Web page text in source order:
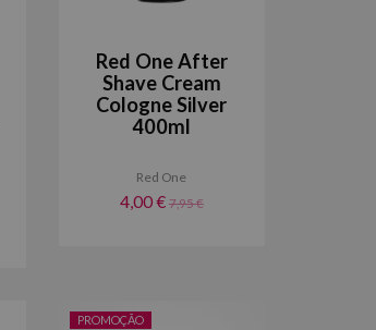
Red One After
Shave Cream
Cologne Silver
400ml
Red One
4,00 € 7,95 €
PROMOÇÃO